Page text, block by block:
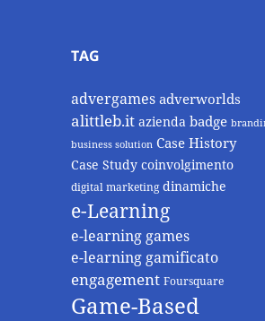
TAG
advergames adverworlds
alittleb.it azienda badge
business solution Case History
Case Study coinvolgimento
digital marketing dinamiche
e-Learning
e-learning games
e-learning gamificato
engagement Foursquare
Game-Based